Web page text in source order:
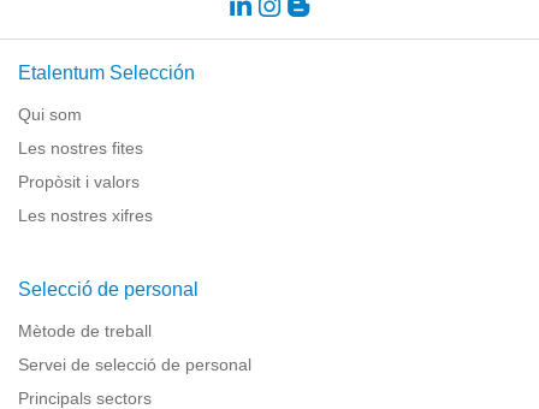
Etalentum Selección
Qui som
Les nostres fites
Propòsit i valors
Les nostres xifres
Selecció de personal
Mètode de treball
Servei de selecció de personal
Principals sectors